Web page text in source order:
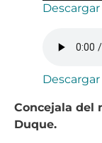
Concejala del
Duque.